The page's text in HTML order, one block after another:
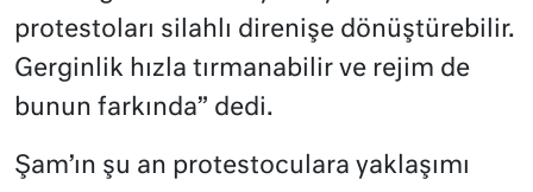
protestoları silahlı direnişe dönüştürebilir.
Gerginlik hızla tırmanabilir ve rejim de
bunun farkında” dedi.
Şam’ın şu an protestoculara yaklaşımı